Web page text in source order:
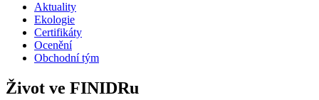
Aktuality
Ekologie
Certifikáty
Ocenění
Obchodní tým
Život ve FINIDRu